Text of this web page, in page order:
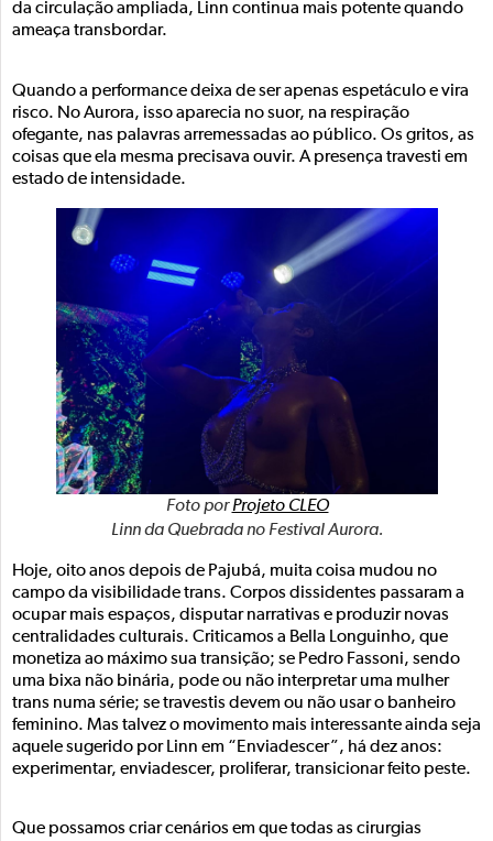
da circulação ampliada, Linn continua mais potente quando
ameaça transbordar.
Quando a performance deixa de ser apenas espetáculo e vira
risco. No Aurora, isso aparecia no suor, na respiração
ofegante, nas palavras arremessadas ao público. Os gritos, as
coisas que ela mesma precisava ouvir. A presença travesti em
estado de intensidade.
Foto porProjeto CLEO
Linn da Quebrada no Festival Aurora.
Hoje, oito anos depois de Pajubá, muita coisa mudou no
campo da visibilidade trans. Corpos dissidentes passaram a
ocupar mais espaços, disputar narrativas e produzir novas
centralidades culturais. Criticamos a Bella Longuinho, que
monetiza ao máximo sua transição; se Pedro Fassoni, sendo
uma bixa não binária, pode ou não interpretar uma mulher
trans numa série; se travestis devem ou não usar o banheiro
feminino. Mas talvez o movimento mais interessante ainda seja
aquele sugerido por Linn em “Enviadescer”, há dez anos:
experimentar, enviadescer, proliferar, transicionar feito peste.
Que possamos criar cenários em que todas as cirurgias